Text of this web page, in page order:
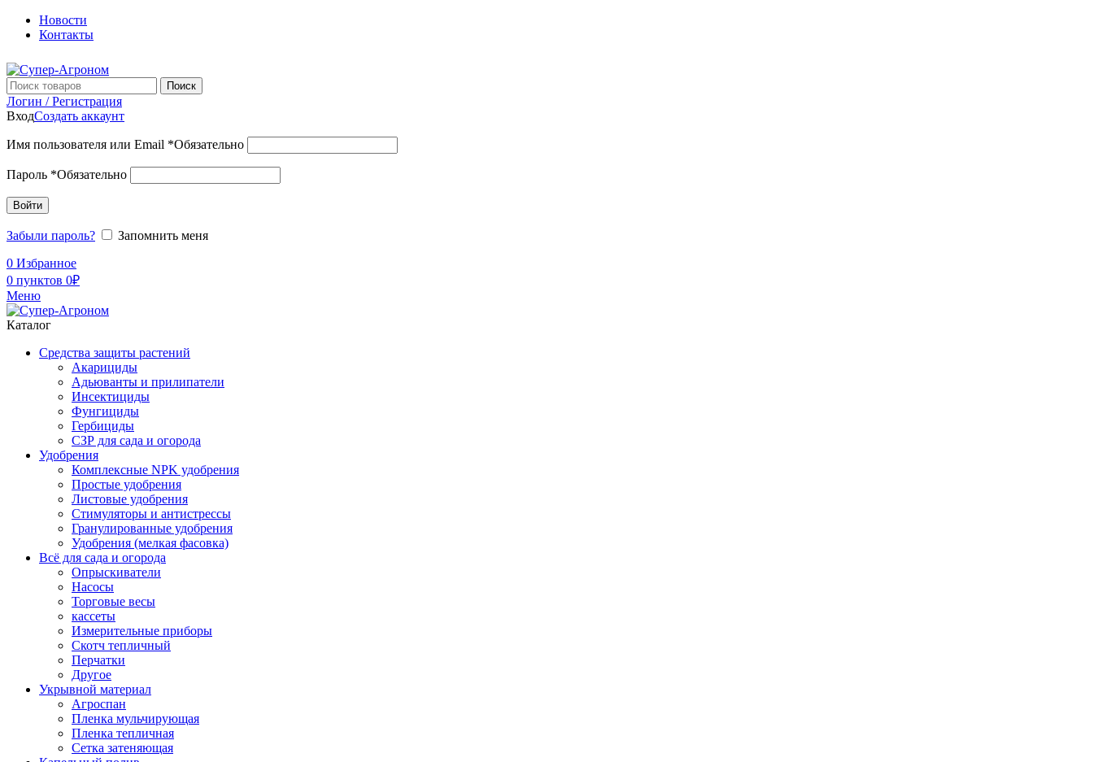
Новости
Контакты
Поиск
Логин / Регистрация
ВходСоздать аккаунт
Имя пользователя или Email *Обязательно
Пароль *Обязательно
Войти
Забыли пароль?
Запомнить меня
0 Избранное
0 пунктов 0₽
Меню
Каталог
Средства защиты растений
Акарициды
Адьюванты и прилипатели
Инсектициды
Фунгициды
Гербициды
СЗР для сада и огорода
Удобрения
Комплексные NPK удобрения
Простые удобрения
Листовые удобрения
Стимуляторы и антистрессы
Гранулированные удобрения
Удобрения (мелкая фасовка)
Всё для сада и огорода
Опрыскиватели
Насосы
Торговые весы
кассеты
Измерительные приборы
Скотч тепличный
Перчатки
Другое
Укрывной материал
Агроспан
Пленка мульчирующая
Пленка тепличная
Сетка затеняющая